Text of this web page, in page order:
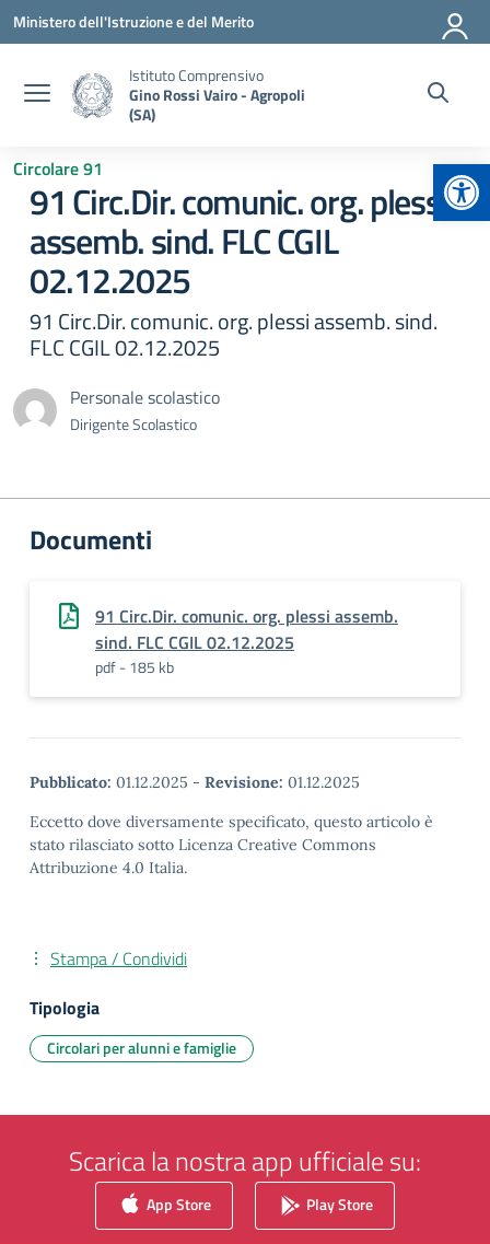
Vai ai contenuti
Vai al menu di navigazione
Vai al footer
Ministero dell'Istruzione e del Merito
Istituto Comprensivo
Gino Rossi Vairo - Agropoli
(SA)
Circolare 91
91 Circ.Dir. comunic. org. plessi
assemb. sind. FLC CGIL
02.12.2025
91 Circ.Dir. comunic. org. plessi assemb. sind.
FLC CGIL 02.12.2025
Personale scolastico
Dirigente Scolastico
Documenti
91 Circ.Dir. comunic. org. plessi assemb.
sind. FLC CGIL 02.12.2025
pdf - 185 kb
Pubblicato: 01.12.2025 - Revisione: 01.12.2025
Eccetto dove diversamente specificato, questo articolo è
stato rilasciato sotto Licenza Creative Commons
Attribuzione 4.0 Italia.
Stampa / Condividi
Tipologia
Circolari per alunni e famiglie
Scarica la nostra app ufficiale su:
App Store Play Store